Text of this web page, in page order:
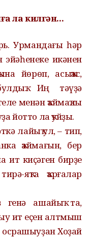
ла килгән...
Урмандағы һәр
икәнен
йөрөп, асыҡҡас,
Иң тәүҙә
менән ҡаймаҡлы
йотто ла ҡуйҙы.
лайыҡ ул, – тип,
ҡаймағын, бер
ит киҫәген бирҙе
яҡта ҡарғалар
генә ашайыҡ та,
ит еҫен алтмыш
Хоҙай